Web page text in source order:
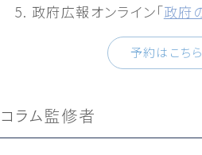
政府広報オンライン「政府
予約はこちら
コラム監修者